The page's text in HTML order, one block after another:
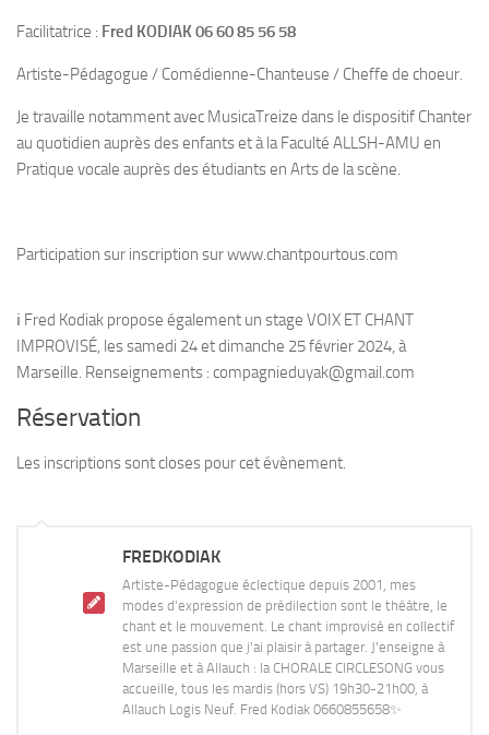
Facilitatrice : Fred KODIAK 06 60 85 56 58
Artiste-Pédagogue / Comédienne-Chanteuse / Cheffe de choeur.
Je travaille notamment avec MusicaTreize dans le dispositif Chanter
au quotidien auprès des enfants et à la Faculté ALLSH-AMU en
Pratique vocale auprès des étudiants en Arts de la scène.
Participation sur inscription sur www.chantpourtous.com
ℹ️ Fred Kodiak propose également un stage VOIX ET CHANT
IMPROVISÉ, les samedi 24 et dimanche 25 février 2024, à
Marseille. Renseignements : compagnieduyak@gmail.com
Réservation
Les inscriptions sont closes pour cet évènement.
FREDKODIAK
Artiste-Pédagogue éclectique depuis 2001, mes
modes d'expression de prédilection sont le théâtre, le
chant et le mouvement. Le chant improvisé en collectif
est une passion que j'ai plaisir à partager. J'enseigne à
Marseille et à Allauch : la CHORALE CIRCLESONG vous
accueille, tous les mardis (hors VS) 19h30-21h00, à
Allauch Logis Neuf. Fred Kodiak 0660855658✨